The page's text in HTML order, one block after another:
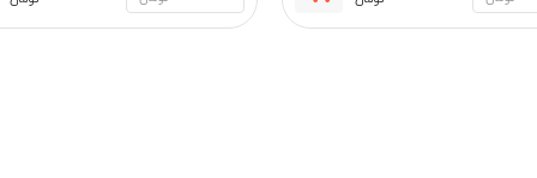
اصلی:
فعلی: